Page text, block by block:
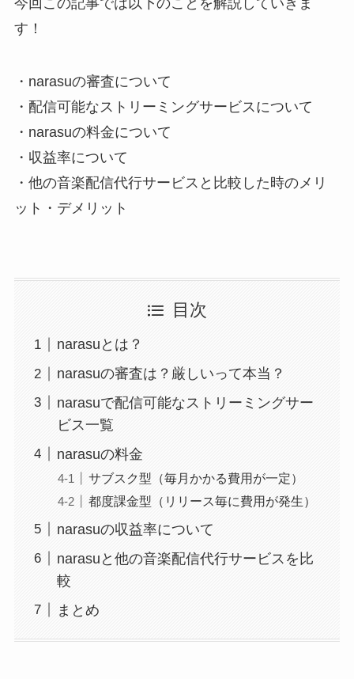
す！
・narasuの審査について
・配信可能なストリーミングサービスについて
・narasuの料金について
・収益率について
・他の音楽配信代行サービスと比較した時のメリ
ット・デメリット
目次
narasuとは？
narasuの審査は？厳しいって本当？
narasuで配信可能なストリーミングサー
ビス一覧
narasuの料金
サブスク型（毎月かかる費用が一定）
都度課金型（リリース毎に費用が発生）
narasuの収益率について
narasuと他の音楽配信代行サービスを比
較
まとめ